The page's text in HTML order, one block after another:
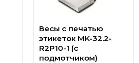
Весы с печатью
этикеток MK-32.2-
R2P10-1 (с
подмотчиком)